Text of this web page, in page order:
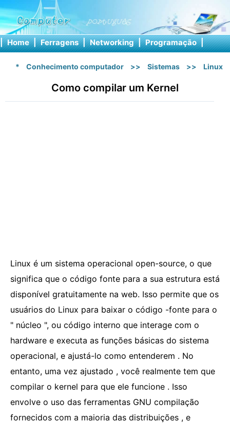
| Home | Ferragens | Networking | Programação |
* Conhecimento computador >> Sistemas >> Linux
Como compilar um Kernel
Linux é um sistema operacional open-source, o que
significa que o código fonte para a sua estrutura está
disponível gratuitamente na web. Isso permite que os
usuários do Linux para baixar o código -fonte para o
" núcleo ", ou código interno que interage com o
hardware e executa as funções básicas do sistema
operacional, e ajustá-lo como entenderem . No
entanto, uma vez ajustado , você realmente tem que
compilar o kernel para que ele funcione . Isso
envolve o uso das ferramentas GNU compilação
fornecidos com a maioria das distribuições , e